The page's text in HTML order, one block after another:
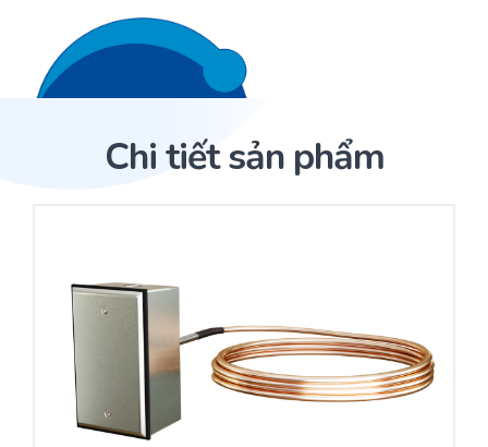
Trang Chủ
Cảm biến ACI
Nhà phân phối cảm biến
Nhà sản xuất thiết bị điều khiển
Sản phẩm
Dự án
Bài viết
Chi tiết sản phẩm